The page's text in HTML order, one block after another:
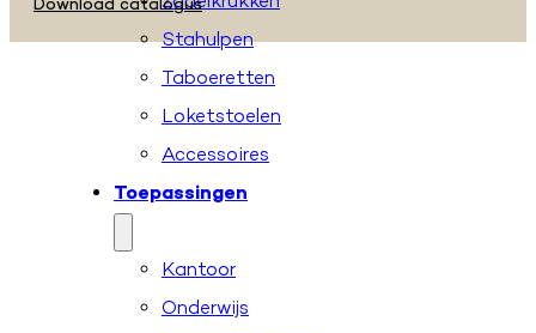
Stahulpen
Taboeretten
Loketstoelen
Accessoires
Toepassingen
Kantoor
Onderwijs
Download catalogus